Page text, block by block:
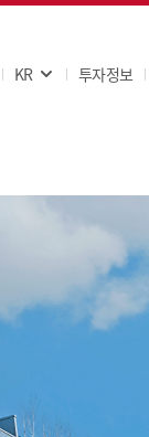
KR 투자정보